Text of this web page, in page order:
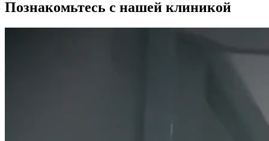
Познакомьтесь с нашей клиникой